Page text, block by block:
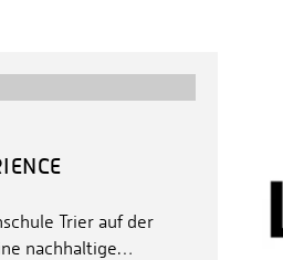
Trier auf der
nachhaltige…